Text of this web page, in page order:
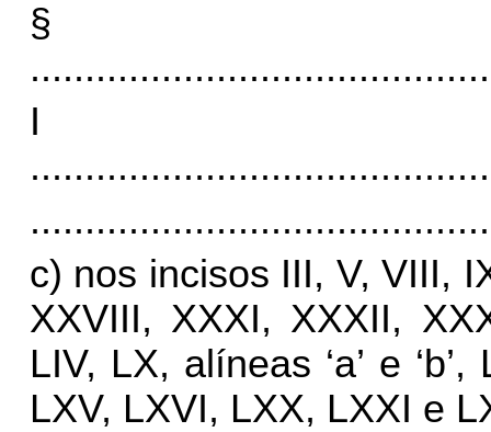
§
I
c) nos incisos III, V, VIII,
XXVIII, XXXI, XXXII,
LIV, LX, alíneas ‘a’ e
LXV, LXVI, LXX, LXXI e